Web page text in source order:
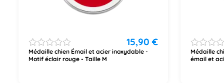
15,90 €
Médaille chien Émail et acier inoxydable -
Motif éclair rouge - Taille M
Médaille
émail et